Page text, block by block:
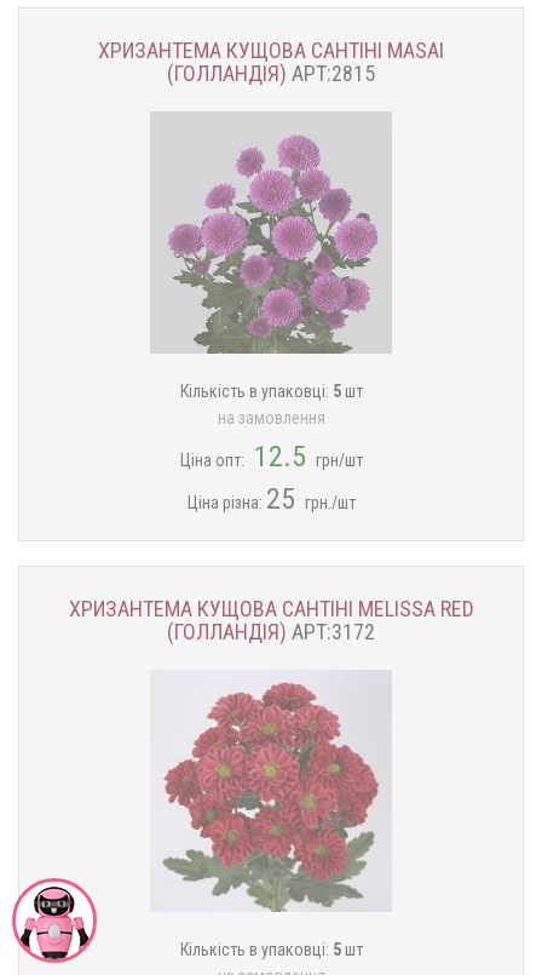
ХРИЗАНТЕМА КУЩОВА САНТІНІ MASAI
(ГОЛЛАНДІЯ) АРТ:2815
Кількість в упаковці: 5шт
на замовлення
Ціна опт: 12.5 грн/шт
Ціна різна: 25 грн./шт
ХРИЗАНТЕМА КУЩОВА САНТІНІ MELISSA RED
(ГОЛЛАНДІЯ) АРТ:3172
Кількість в упаковці: 5шт